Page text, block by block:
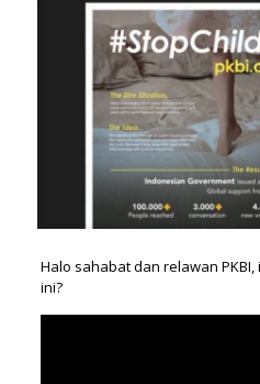
Halo sahabat dan relawan
ini?